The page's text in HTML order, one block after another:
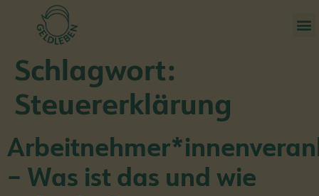
Schlagwort:
Steuererklärung
– Was ist das und wie